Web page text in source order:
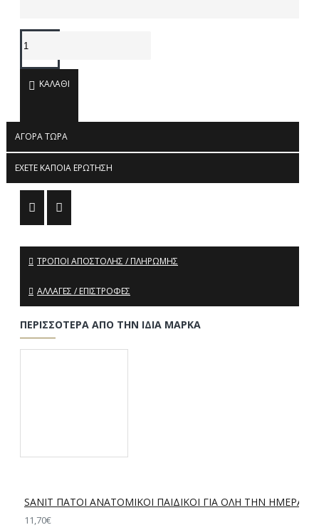
ΚΑΛΆΘΙ
ΑΓΟΡΆ ΤΏΡΑ
ΈΧΕΤΕ ΚΆΠΟΙΑ ΕΡΏΤΗΣΗ
ΤΡΌΠΟΙ ΑΠΟΣΤΟΛΉΣ / ΠΛΗΡΩΜΉΣ
ΑΛΛΑΓΈΣ / ΕΠΙΣΤΡΟΦΈΣ
ΠΕΡΙΣΣΌΤΕΡΑ ΑΠΌ ΤΗΝ ΊΔΙΑ ΜΆΡΚΑ
SANIT ΠΑΤΟΙ ΑΝΑΤΟΜΙΚΟΙ ΠΑΙΔΙΚΟΙ ΓΙΑ ΟΛΗ ΤΗΝ ΗΜΕΡΑ
11,70€